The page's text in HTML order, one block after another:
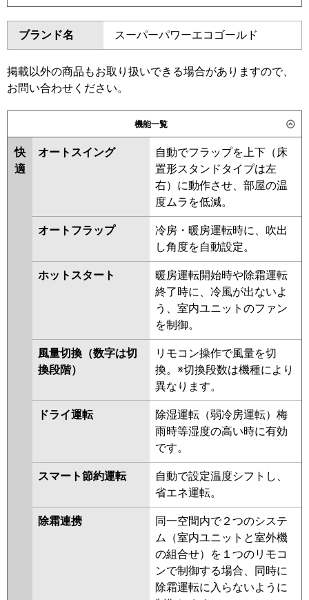
東芝 GWSA06314MUB GWSA06314XU
三菱電機 PLZ-ERMP63LE6 PLZ-
ERMP63L6
日立 RCID-GP63RSH11
三菱重工 FDTWV636H6S FDTWV636H6S-
パナソニック PA-P63L7HNC PA-P63L7HC
ダイキン SZRG63BYT SZRG63BYNT
SZRG63BJT SZRG63BJNT
SZRG63BFT SZRG63BFNT
SZRG63BCT SZRG63BCNT
RWSA06334XU RWSA06333XU
AWEA06337M
RWSA06333M RWSA06333X
AWEA6357X AWEA6357M
AWSA06357M AWSA06357X
PLZ-ERMP63L5 PLZ-ERMP63LE5
PLZ-ERMP63L4 PLZ-ERMP63LE4
PLZ-ERMP63LE3 PLZ-ERMP63L3
PLZ-ERMP63LE2 PLZ-ERMP63L2
PLZ-ERMP63LEZ PLZ-ERMP63LZ
PLZ-ERMP63LEY PLZ-ERMP63LY
PLZ-ERMP63LEV PLZ-ERMP63LV
PLZ-ERMP63LR
ERMP63LER
日立 RCID-GP63RSH9 RCID-GP63RSH8
RCID-GP63RSH7 RCID-GP63RSH6
RCID-GP63RSH5 RCID-GP63RSH4
RCID-GP63RSH3 RCID-
GP63RSH2
三菱重工
FDTWV635HA5SA-rak
FDTWV635HA5SA
FDTWV635H5SA-rak
FDTWV635H5SA FDTWV635H5S-
FDTWV635H5S
FDTWV635H5S-rakuri-na
PA-P63L7HNB PA-P63L7HB PA-
P63L7HA PA-P63L7HNA PA-
ブランド名 スーパーパワーエコゴールド
掲載以外の商品もお取り扱いできる場合がありますので、
お問い合わせください。
機能一覧
快
適
オートスイング
自動でフラップを上下（床
置形スタンドタイプは左
右）に動作させ、部屋の温
度ムラを低減。
オートフラップ
冷房・暖房運転時に、吹出
し角度を自動設定。
ホットスタート
暖房運転開始時や除霜運転
終了時に、冷風が出ないよ
う、室内ユニットのファン
を制御。
風量切換（数字は切
換段階）
リモコン操作で風量を切
換。※切換段数は機種により
異なります。
ドライ運転
除湿運転（弱冷房運転）梅
雨時等湿度の高い時に有効
です。
スマート節約運転
自動で設定温度シフトし、
省エネ運転。
除霜連携
同一空間内で２つのシステ
ム（室内ユニットと室外機
の組合せ）を１つのリモコ
ンで制御する場合、同時に
除霜運転に入らないように